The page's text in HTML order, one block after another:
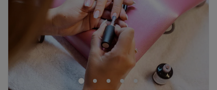
Sábado
18:00
Domingo
Fechado
Beleza em Harmonia Izabel Reis é um salão de beleza
localizado em Vila Nova de Gaia. Para confirmar a
reserva mande ou ligue para o número do whatsapp.
Transporte público mais próximo